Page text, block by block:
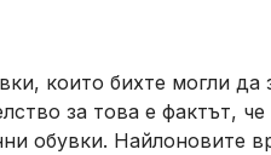
които бихте могли да
за това е фактът,
обувки. Найлоновите